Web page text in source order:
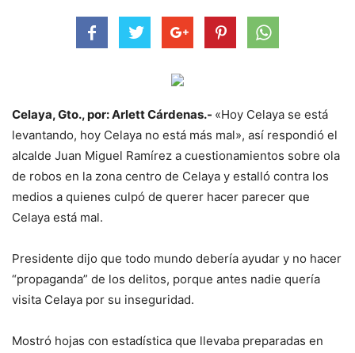
Celaya, Gto., por: Arlett Cárdenas.- «Hoy Celaya se está
levantando, hoy Celaya no está más mal», así respondió el
alcalde Juan Miguel Ramírez a cuestionamientos sobre ola
de robos en la zona centro de Celaya y estalló contra los
medios a quienes culpó de querer hacer parecer que
Celaya está mal.
Presidente dijo que todo mundo debería ayudar y no hacer
“propaganda” de los delitos, porque antes nadie quería
visita Celaya por su inseguridad.
Mostró hojas con estadística que llevaba preparadas en